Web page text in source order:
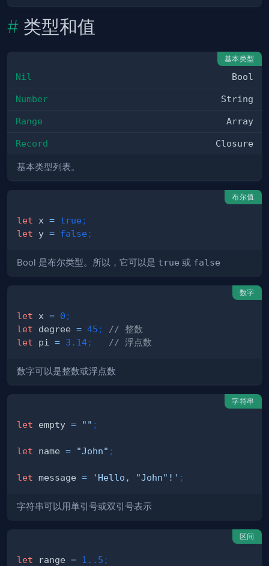
类型和值
基本类型
Nil Bool
Number String
Range Array
Record Closure
基本类型列表。
布尔值
let x = true ;
let y = false ;
Bool 是布尔类型。所以，它可以是 true 或 false
数字
let x = 0 ;
let degree = 45 ;
// 整数
let pi = 3.14; // 浮点数
数字可以是整数或浮点数
字符串
let empty = "" ;
let name = "John" ;
let message = 'Hello, "John"!' ;
字符串可以用单引号或双引号表示
区间
let range = 1. .5 ;